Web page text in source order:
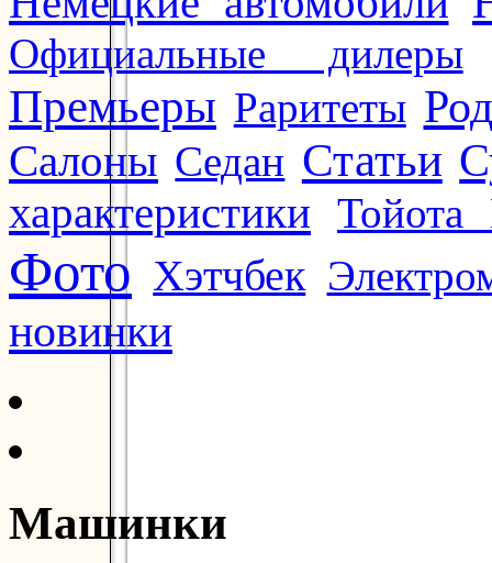
Официальные дилеры
Премьеры Раритеты
Салоны Седан Статьи
характеристики Тойота
Фото Хэтчбек
новинки
Машинки